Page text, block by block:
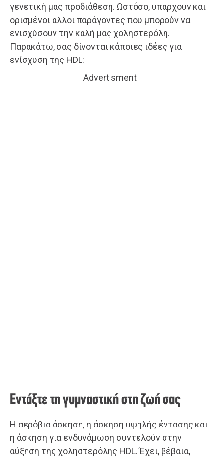
γενετική μας προδιάθεση. Ωστόσο, υπάρχουν και
ορισμένοι άλλοι παράγοντες που μπορούν να
ενισχύσουν την καλή μας χοληστερόλη.
Παρακάτω, σας δίνονται κάποιες ιδέες για
ενίσχυση της HDL:
Advertisment
Εντάξτε τη γυμναστική στη ζωή σας
Η αερόβια άσκηση, η άσκηση υψηλής έντασης και
η άσκηση για ενδυνάμωση συντελούν στην
αύξηση της χοληστερόλης HDL. Έχει, βέβαια,